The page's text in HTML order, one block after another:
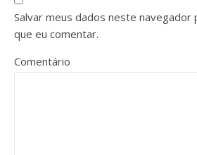
Salvar meus dados neste navegador
que eu comentar.
Comentário